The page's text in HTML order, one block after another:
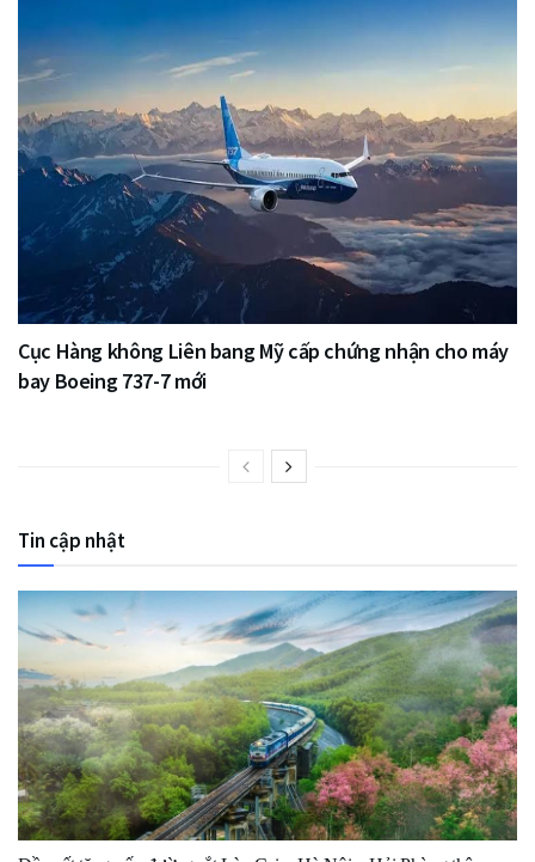
Cục Hàng không Liên bang Mỹ cấp chứng nhận cho máy
bay Boeing 737-7 mới
Tin cập nhật